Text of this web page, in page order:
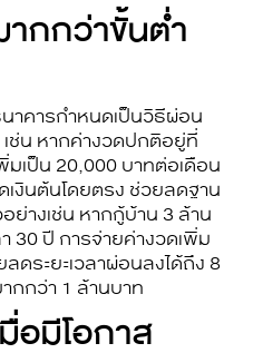
กกว่าขั้นต่ำ
าคารกำหนดเป็นวิธีผ่อน
ช่น หากค่างวดปกติอยู่ที่
มเป็น 20,000 บาทต่อเดือน
เงินต้นโดยตรง ช่วยลดฐาน
างเช่น หากกู้บ้าน 3 ล้าน
30 ปี การจ่ายค่างวดเพิ่ม
ดระยะเวลาผ่อนลงได้ถึง 8
กกว่า 1 ล้านบาท
อมีโอกาส